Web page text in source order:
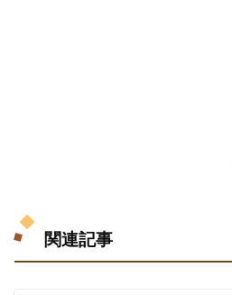
関連記事